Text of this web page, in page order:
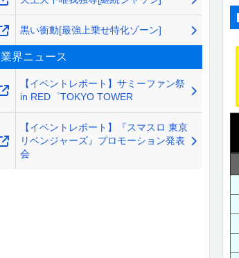
黒い衝動[最強上乗せ特化ゾーン]
業界ニュース
【イベントレポート】サミーファン祭
in RED゜TOKYO TOWER
【イベントレポート】『スマスロ 東京
リベンジャーズ』プロモーション発表
会